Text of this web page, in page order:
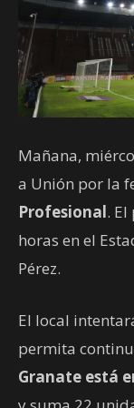
Mañana,
a Unión por la
Profesional.
horas en el
Pérez.
El local
permita
Granate está